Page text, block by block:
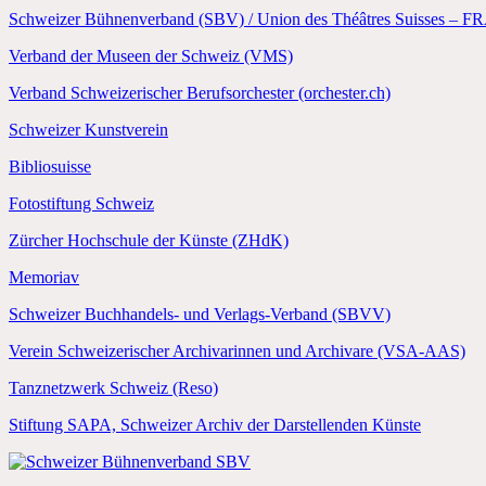
Schweizer Bühnenverband (SBV) / Union des Théâtres Suisses –
Verband der Museen der Schweiz (VMS)
Verband Schweizerischer Berufsorchester (orchester.ch)
Schweizer Kunstverein
Bibliosuisse
Fotostiftung Schweiz
Zürcher Hochschule der Künste (ZHdK)
Memoriav
Schweizer Buchhandels- und Verlags-Verband (SBVV)
Verein Schweizerischer Archivarinnen und Archivare (VSA-AAS)
Tanznetzwerk Schweiz (Reso)
Stiftung SAPA, Schweizer Archiv der Darstellenden Künste